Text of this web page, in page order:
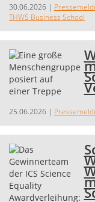
30.06.2026 |
THWS Business School
25.06.2026 |